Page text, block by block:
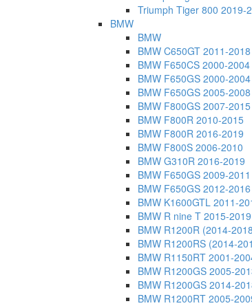
Triumph Tiger 800 2019-
BMW
BMW
BMW C650GT 2011-2018
BMW F650CS 2000-2004
BMW F650GS 2000-2004
BMW F650GS 2005-2008
BMW F800GS 2007-2015
BMW F800R 2010-2015
BMW F800R 2016-2019
BMW F800S 2006-2010
BMW G310R 2016-2019
BMW F650GS 2009-2011
BMW F650GS 2012-2016
BMW K1600GTL 2011-
BMW R nine T 2015-2019
BMW R1200R (2014-
BMW R1200RS (2014-
BMW R1150RT 2001-
BMW R1200GS 2005-
BMW R1200GS 2014-
BMW R1200RT 2005-